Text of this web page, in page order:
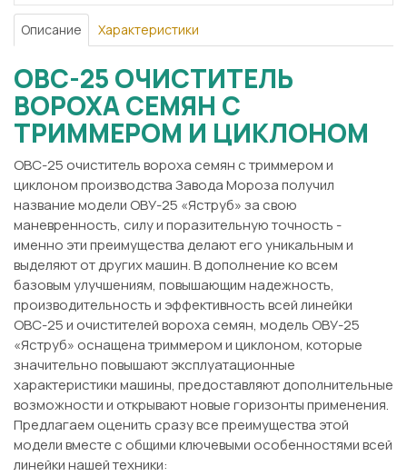
Описание Характеристики
ОВС-25 ОЧИСТИТЕЛЬ
ВОРОХА СЕМЯН С
ТРИММЕРОМ И ЦИКЛОНОМ
ОВС-25 очиститель вороха семян с триммером и
циклоном производства Завода Мороза получил
название модели ОВУ-25 «Яструб» за свою
маневренность, силу и поразительную точность -
именно эти преимущества делают его уникальным и
выделяют от других машин. В дополнение ко всем
базовым улучшениям, повышающим надежность,
производительность и эффективность всей линейки
ОВС-25 и очистителей вороха семян, модель ОВУ-25
«Яструб» оснащена триммером и циклоном, которые
значительно повышают эксплуатационные
характеристики машины, предоставляют дополнительные
возможности и открывают новые горизонты применения.
Предлагаем оценить сразу все преимущества этой
модели вместе с общими ключевыми особенностями всей
линейки нашей техники: